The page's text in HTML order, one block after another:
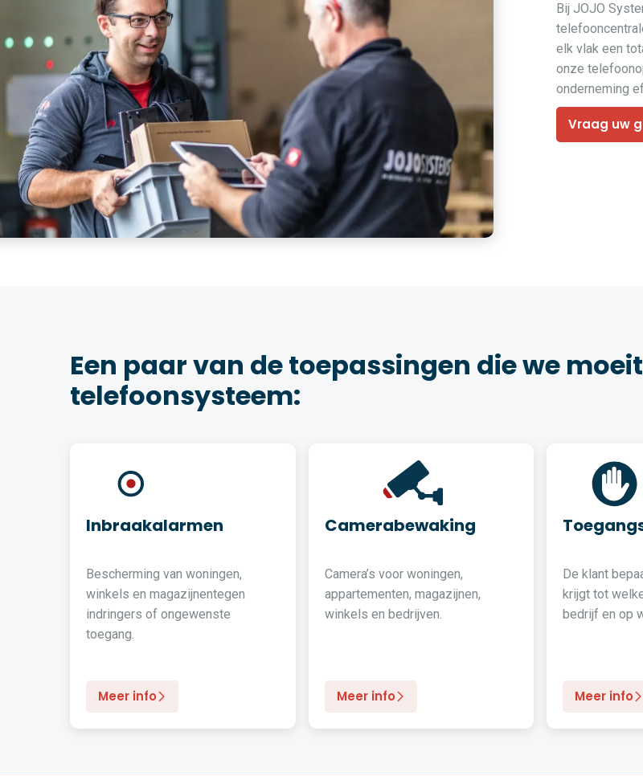
Bij JOJO
elk vlak een
onze
onderneming
Vraag uw
Een paar van de toepassingen die we
telefoonsysteem:
Inbraakalarmen
Bescherming van woningen,
winkels en magazijnentegen
indringers of ongewenste
toegang.
Meer info
Camerabewaking
Camera’s voor woningen,
appartementen, magazijnen,
winkels en bedrijven.
Meer info
De klant
krijgt tot
bedrijf en op
Meer info